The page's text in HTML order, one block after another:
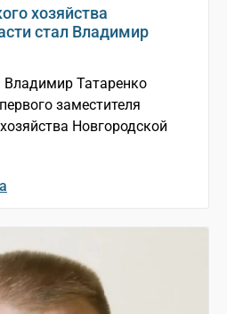
хозяйства
стал Владимир
Владимир Татаренко
заместителя
Новгородской